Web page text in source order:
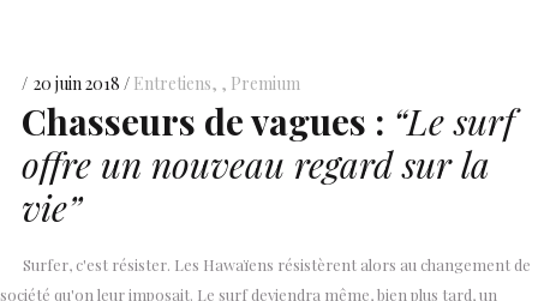
20 juin 2018 Entretiens, Premium
Chasseurs de vagues : “Le surf
offre un nouveau regard sur la
vie”
Surfer, c'est résister. Les Hawaïens résistèrent alors au changement de
société qu'on leur imposait. Le surf deviendra même, bien plus tard, un